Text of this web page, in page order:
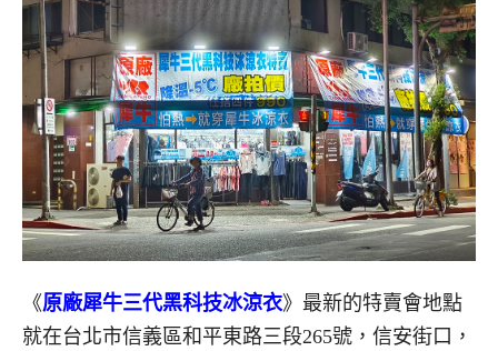
《原廠犀牛三代黑科技冰涼衣》最新的特賣會地點
就在台北市信義區和平東路三段265號，信安街口，